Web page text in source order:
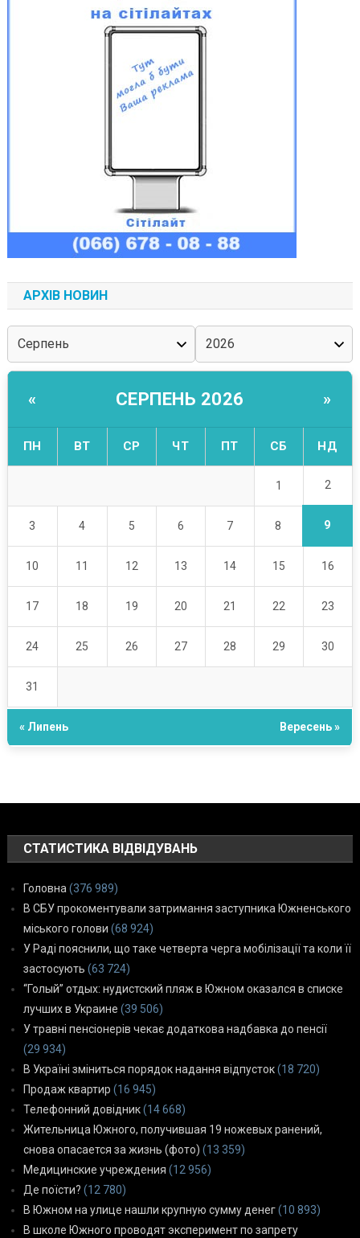
АРХІВ НОВИН
« СЕРПЕНЬ 2026 »
ПН ВТ СР ЧТ ПТ СБ НД
1 2
3 4 5 6 7 8 9
10 11 12 13 14 15 16
17 18 19 20 21 22 23
24 25 26 27 28 29 30
31
« Липень Вересень »
СТАТИСТИКА ВІДВІДУВАНЬ
Головна (376 989)
В СБУ прокоментували затримання заступника Южненського
міського голови (68 924)
У Раді пояснили, що таке четверта черга мобілізації та коли її
застосують (63 724)
“Голый” отдых: нудистский пляж в Южном оказался в списке
лучших в Украине (39 506)
У травні пенсіонерів чекає додаткова надбавка до пенсії
(29 934)
В Україні зміниться порядок надання відпусток(18 720)
Продаж квартир (16 945)
Телефонний довідник(14 668)
Жительница Южного, получившая 19 ножевых ранений,
снова опасается за жизнь (фото) (13 359)
Медицинские учреждения (12 956)
Де поїсти? (12 780)
В Южном на улице нашли крупную сумму денег(10 893)
В школе Южного проводят эксперимент по запрету